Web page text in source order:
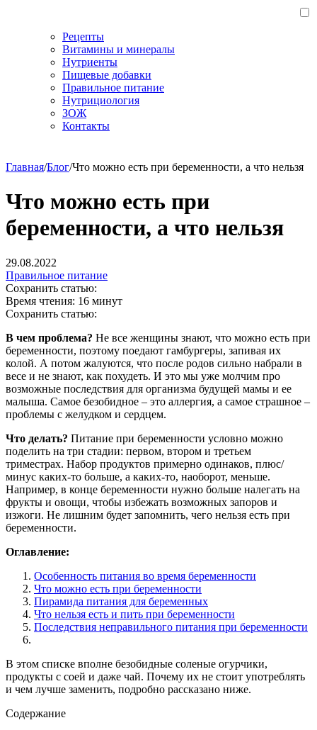
Рецепты
Витамины и минералы
Нутриенты
Пищевые добавки
Правильное питание
Нутрициология
ЗОЖ
Контакты
Главная/Блог/Что можно есть при беременности, а что нельзя
Что можно есть при
беременности, а что нельзя
29.08.2022
Правильное питание
Сохранить статью:
Время чтения: 16 минут
Сохранить статью:
В чем проблема? Не все женщины знают, что можно есть при
беременности, поэтому поедают гамбургеры, запивая их
колой. А потом жалуются, что после родов сильно набрали в
весе и не знают, как похудеть. И это мы уже молчим про
возможные последствия для организма будущей мамы и ее
малыша. Самое безобидное – это аллергия, а самое страшное –
проблемы с желудком и сердцем.
Что делать? Питание при беременности условно можно
поделить на три стадии: первом, втором и третьем
триместрах. Набор продуктов примерно одинаков, плюс/
минус каких-то больше, а каких-то, наоборот, меньше.
Например, в конце беременности нужно больше налегать на
фрукты и овощи, чтобы избежать возможных запоров и
изжоги. Не лишним будет запомнить, чего нельзя есть при
беременности.
Оглавление:
Особенность питания во время беременности
Что можно есть при беременности
Пирамида питания для беременных
Что нельзя есть и пить при беременности
Последствия неправильного питания при беременности
В этом списке вполне безобидные соленые огурчики,
продукты с соей и даже чай. Почему их не стоит употреблять
и чем лучше заменить, подробно рассказано ниже.
Содержание